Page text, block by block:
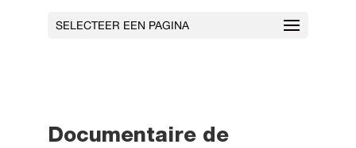
SELECTEER EEN PAGINA
Documentaire de